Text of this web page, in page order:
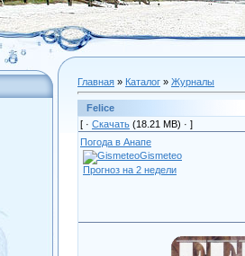
Главная » Каталог » Журналы
Felice
[ · Скачать (18.21 МВ) · ]
Погода в Анапе
Gismeteo
Прогноз на 2 недели